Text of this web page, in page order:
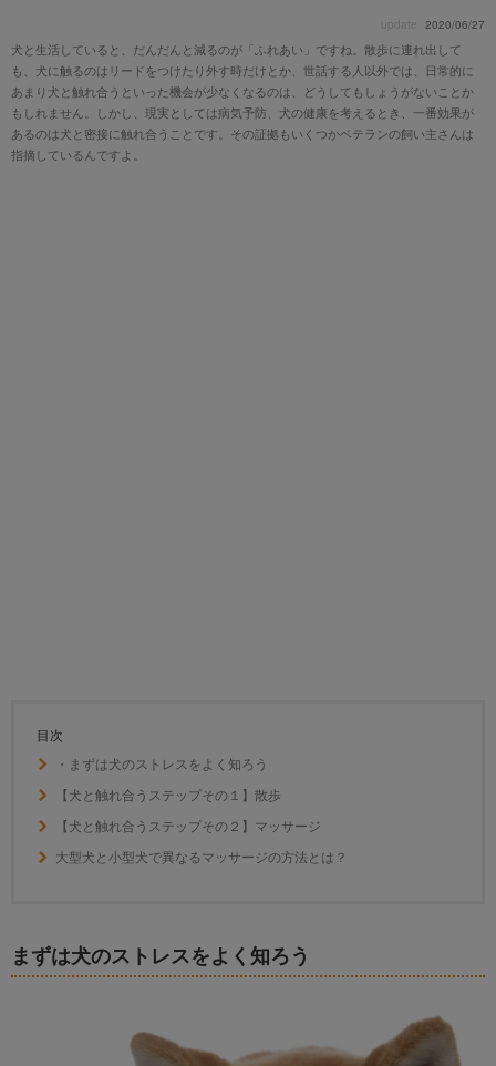
update 2020/06/27
犬と生活していると、だんだんと減るのが「ふれあい」ですね。散歩に連れ出して
も、犬に触るのはリードをつけたり外す時だけとか、世話する人以外では、日常的に
あまり犬と触れ合うといった機会が少なくなるのは、どうしてもしょうがないことか
もしれません。しかし、現実としては病気予防、犬の健康を考えるとき、一番効果が
あるのは犬と密接に触れ合うことです。その証拠もいくつかベテランの飼い主さんは
指摘しているんですよ。
目次
・まずは犬のストレスをよく知ろう
【犬と触れ合うステップその１】散歩
【犬と触れ合うステップその２】マッサージ
大型犬と小型犬で異なるマッサージの方法とは？
まずは犬のストレスをよく知ろう